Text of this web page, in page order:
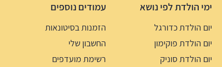
ימי הולדת לפי נושא
יום הולדת כדורגל
יום הולדת פוקימון
יום הולדת סוניק
עמודים נוספים
הזמנות בסיטונאות
החשבון שלי
רשימת מועדפים